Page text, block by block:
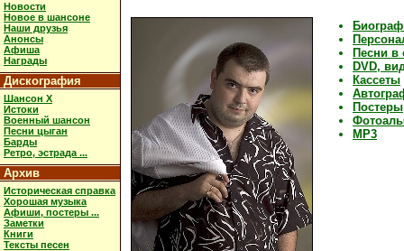
Новости
Новое в шансоне
Наши друзья
Анонсы
Афиша
Награды
Дискография
Шансон X
Истоки
Военный шансон
Песни цыган
Барды
Ретро, эстрада ...
Архив
Историческая справка
Хорошая музыка
Афиши, постеры ...
Заметки
Книги
Тексты песен
Песни в
DVD,
Кассеты
MP3